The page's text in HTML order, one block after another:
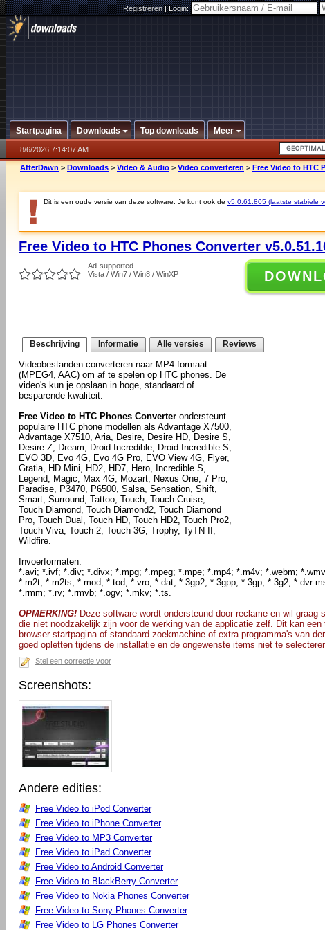
Registreren|Login:
Startpagina Downloads Top downloads Meer
8/6/2026 7:14:07 AM
AfterDawn > Downloads > Video & Audio > Video converteren > Free Video to HTC
Dit is een oude versie van deze software. Je kunt ook de v5.0.61.805 (laatste stabiele
Free Video to HTC Phones Converter
Ad-supported
Vista / Win7 / Win8 / WinXP
Beschrijving Informatie Alle versies Reviews
Videobestanden converteren naar MP4-formaat
(MPEG4, AAC) om af te spelen op HTC phones. De
video's kun je opslaan in hoge, standaard of
besparende kwaliteit.
Free Video to HTC Phones Converter ondersteunt
populaire HTC phone modellen als Advantage X7500,
Advantage X7510, Aria, Desire, Desire HD, Desire S,
Desire Z, Dream, Droid Incredible, Droid Incredible S,
EVO 3D, Evo 4G, Evo 4G Pro, EVO View 4G, Flyer,
Gratia, HD Mini, HD2, HD7, Hero, Incredible S,
Legend, Magic, Max 4G, Mozart, Nexus One, 7 Pro,
Paradise, P3470, P6500, Salsa, Sensation, Shift,
Smart, Surround, Tattoo, Touch, Touch Cruise,
Touch Diamond, Touch Diamond2, Touch Diamond
Pro, Touch Dual, Touch HD, Touch HD2, Touch Pro2,
Touch Viva, Touch 2, Touch 3G, Trophy, TyTN II,
Wildfire.
Invoerformaten:
*.avi; *.ivf; *.div; *.divx; *.mpg; *.mpeg; *.mpe; *.mp4; *.m4v; *.webm;
*.m2t; *.m2ts; *.mod; *.tod; *.vro; *.dat; *.3gp2; *.3gpp; *.3gp; *.3g2; *.dvr-
*.rmm; *.rv; *.rmvb; *.ogv; *.mkv; *.ts.
OPMERKING! Deze software wordt ondersteund door reclame en wil graag
die niet noodzakelijk zijn voor de werking van de applicatie zelf. Dit kan
browser startpagina of standaard zoekmachine of extra programma's van
goed opletten tijdens de installatie en de ongewenste items niet te
Stel een correctie voor
Screenshots:
Andere edities:
Free Video to iPod Converter
Free Video to iPhone Converter
Free Video to MP3 Converter
Free Video to iPad Converter
Free Video to Android Converter
Free Video to BlackBerry Converter
Free Video to Nokia Phones Converter
Free Video to Sony Phones Converter
Free Video to LG Phones Converter